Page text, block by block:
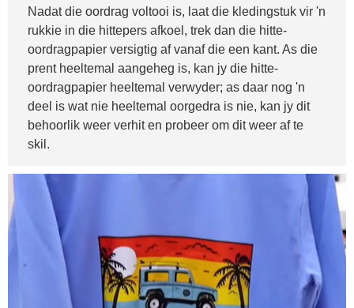
Nadat die oordrag voltooi is, laat die kledingstuk vir 'n
rukkie in die hittepers afkoel, trek dan die hitte-
oordragpapier versigtig af vanaf die een kant. As die
prent heeltemal aangeheg is, kan jy die hitte-
oordragpapier heeltemal verwyder; as daar nog 'n
deel is wat nie heeltemal oorgedra is nie, kan jy dit
behoorlik weer verhit en probeer om dit weer af te
skil.